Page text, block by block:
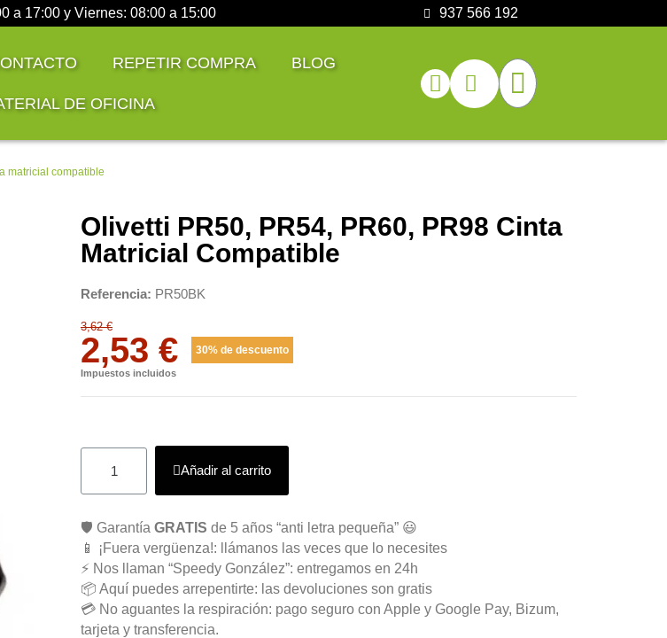
a 17:00 y Viernes: 08:00 a 15:00 937 566 192
REPETIR COMPRA BLOG
DE OFICINA
matricial compatible
Olivetti PR50, PR54, PR60, PR98 Cinta
Matricial Compatible
Referencia PR50BK
3,62 €
2,53 € 30% de descuento
Impuestos incluidos
Añadir al carrito
🛡️ Garantía GRATIS de 5 años “anti letra pequeña” 😃
📱 ¡Fuera vergüenza!: llámanos las veces que lo necesites
⚡ Nos llaman “Speedy González”: entregamos en 24h
📦 Aquí puedes arrepentirte: las devoluciones son gratis
💳 No aguantes la respiración: pago seguro con Apple y Google Pay, Bizum,
tarjeta y transferencia.